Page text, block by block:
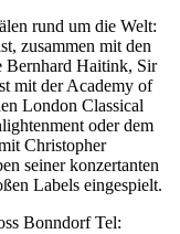
rund um die Welt:
zusammen mit den
Bernhard Haitink, Sir
mit der Academy of
London Classical
oder dem
Christopher
seiner konzertanten
Labels eingespielt.
Bonndorf Tel: